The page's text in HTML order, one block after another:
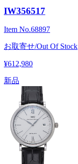
IW356517
Item No.68897
お取寄せ/Out Of Stock
¥612,980
新品